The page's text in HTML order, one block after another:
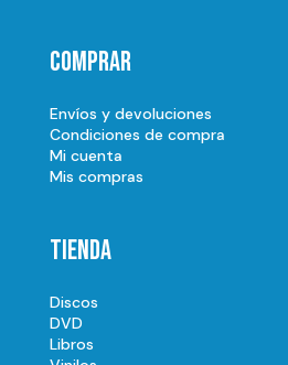
Comprar
Envíos y devoluciones
Condiciones de compra
Mi cuenta
Mis compras
Tienda
Discos
DVD
Libros